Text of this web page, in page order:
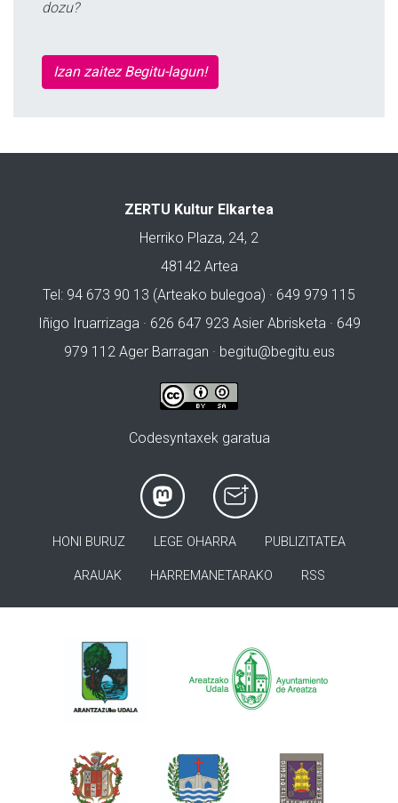
dozu?
Izan zaitez Begitu-lagun!
ZERTU Kultur Elkartea
Herriko Plaza, 24, 2
48142 Artea
Tel: 94 673 90 13 (Arteako bulegoa) · 649 979 115
Iñigo Iruarrizaga · 626 647 923 Asier Abrisketa · 649
979 112 Ager Barragan · begitu@begitu.eus
Codesyntaxek garatua
HONI BURUZ LEGE OHARRA PUBLIZITATEA
ARAUAK HARREMANETARAKO RSS